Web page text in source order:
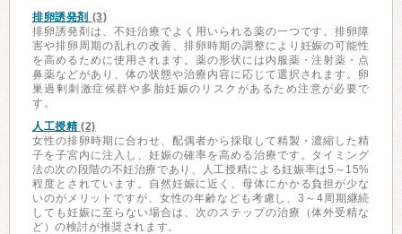
排卵誘発剤 (3)
排卵誘発剤は、不妊治療でよく用いられる薬の一つです。排卵障
害や排卵周期の乱れの改善、排卵時期の調整により妊娠の可能性
を高めるために使用されます。薬の形状には内服薬・注射薬・点
鼻薬などがあり、体の状態や治療内容に応じて選択されます。卵
巣過剰刺激症候群や多胎妊娠のリスクがあるため注意が必要で
す。
人工授精(2)
女性の排卵時期に合わせ、配偶者から採取して精製・濃縮した精
子を子宮内に注入し、妊娠の確率を高める治療です。タイミング
法の次の段階の不妊治療であり、人工授精による妊娠率は5～15%
程度とされています。自然妊娠に近く、母体にかかる負担が少な
いのがメリットですが、女性の年齢なども考慮し、3～4周期継続
しても妊娠に至らない場合は、次のステップの治療（体外受精な
ど）の検討が推奨されます。